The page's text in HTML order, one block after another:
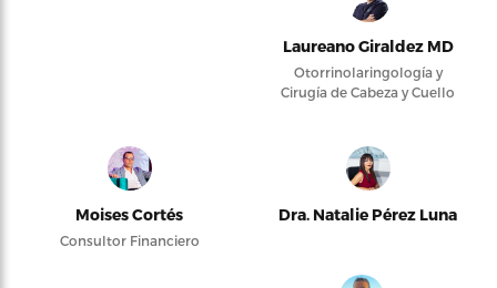
Laureano Giraldez MD
Otorrinolaringología y
Cirugía de Cabeza y Cuello
Moises Cortés
Consultor Financiero
Dra. Natalie Pérez Luna